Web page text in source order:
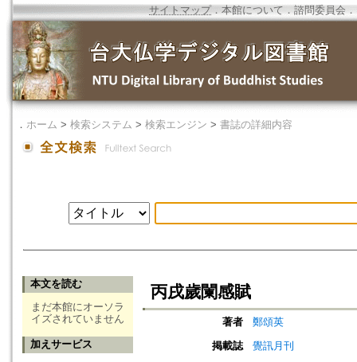
サイトマップ．本館について ． 諮問委員会 ．
． ホーム > 検索システム > 検索エンジン > 書誌の詳細内容
本文を読む
まだ本館にオーソラ
イズされていません
加えサービス
丙戌歲闌感賦
著者
鄭頌英
掲載誌
覺訊月刊